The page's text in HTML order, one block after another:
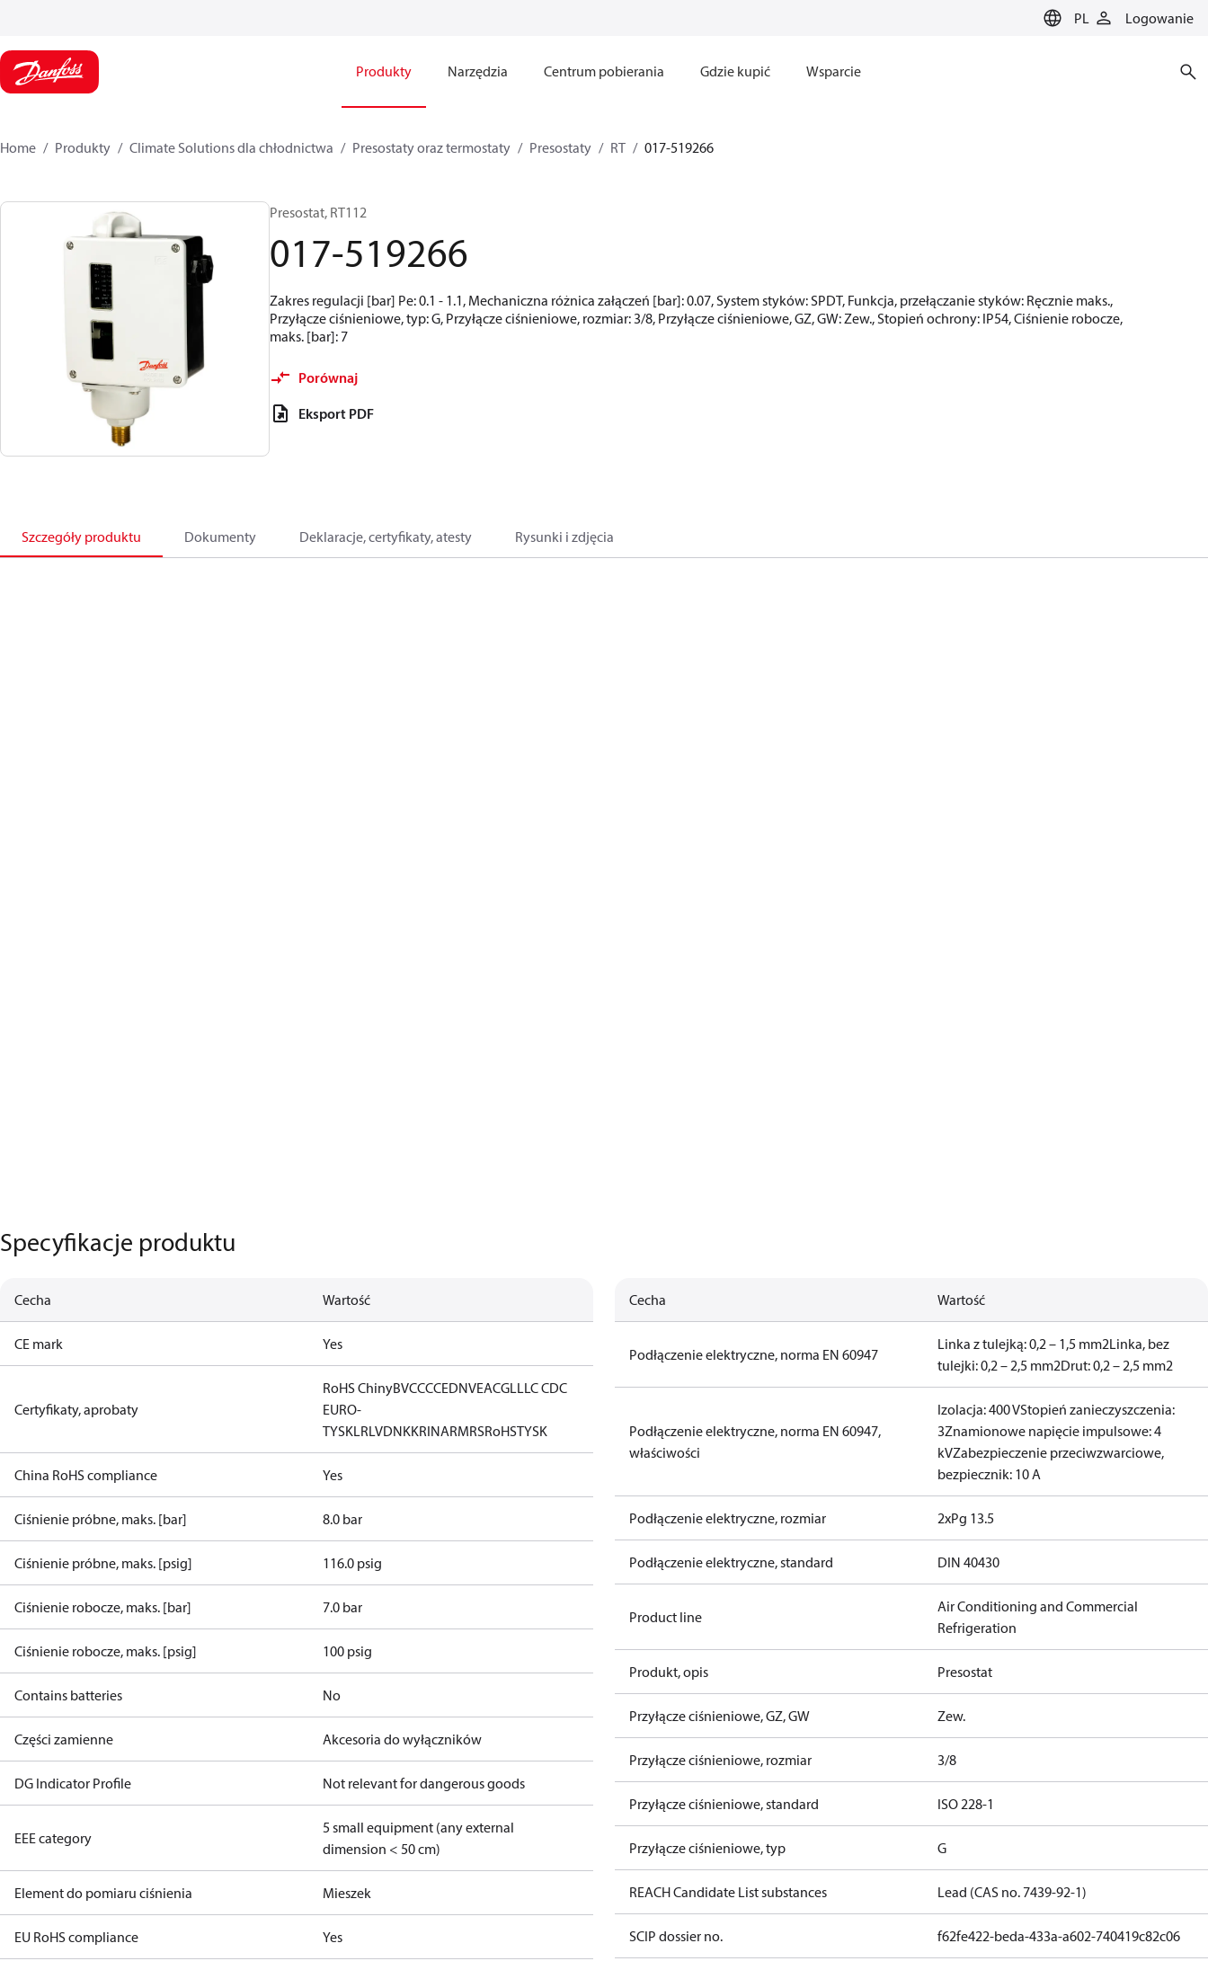
PL Logowanie
Produkty Narzędzia Centrum pobierania Gdzie kupić Wsparcie
Home Produkty Climate Solutions dla chłodnictwa Presostaty oraz termostaty Presostaty RT 017-519266
Presostat, RT112
017-519266
Zakres regulacji [bar] Pe: 0.1 - 1.1, Mechaniczna różnica załączeń [bar]: 0.07, System styków: SPDT, Funkcja, przełączanie styków: Ręcznie maks.,
Przyłącze ciśnieniowe, typ: G, Przyłącze ciśnieniowe, rozmiar: 3/8, Przyłącze ciśnieniowe, GZ, GW: Zew., Stopień ochrony: IP54, Ciśnienie robocze,
maks. [bar]: 7
Porównaj
Eksport PDF
Szczegóły produktu Dokumenty Deklaracje, certyfikaty, atesty Rysunki i zdjęcia
Specyfikacje produktu
Cecha Wartość
CE mark Yes
Certyfikaty, aprobaty
RoHS ChinyBVCCCCEDNVEACGLLLC CDC
EURO-
TYSKLRLVDNKKRINARMRSRoHSTYSK
China RoHS compliance Yes
Ciśnienie próbne, maks. [bar] 8.0 bar
Ciśnienie próbne, maks. [psig] 116.0 psig
Ciśnienie robocze, maks. [bar] 7.0 bar
Ciśnienie robocze, maks. [psig] 100 psig
Contains batteries No
Części zamienne Akcesoria do wyłączników
DG Indicator Profile Not relevant for dangerous goods
EEE category
5 small equipment (any external
dimension < 50 cm)
Element do pomiaru ciśnienia Mieszek
EU RoHS compliance Yes
Cecha Wartość
Podłączenie elektryczne, norma EN 60947
Linka z tulejką: 0,2 – 1,5 mm2Linka, bez
tulejki: 0,2 – 2,5 mm2Drut: 0,2 – 2,5 mm2
Podłączenie elektryczne, norma EN 60947,
właściwości
Izolacja: 400 VStopień zanieczyszczenia:
3Znamionowe napięcie impulsowe: 4
kVZabezpieczenie przeciwzwarciowe,
bezpiecznik: 10 A
Podłączenie elektryczne, rozmiar 2xPg 13.5
Podłączenie elektryczne, standard DIN 40430
Product line
Air Conditioning and Commercial
Refrigeration
Produkt, opis Presostat
Przyłącze ciśnieniowe, GZ, GW Zew.
Przyłącze ciśnieniowe, rozmiar 3/8
Przyłącze ciśnieniowe, standard ISO 228-1
Przyłącze ciśnieniowe, typ G
REACH Candidate List substances Lead (CAS no. 7439-92-1)
SCIP dossier no. f62fe422-beda-433a-a602-740419c82c06